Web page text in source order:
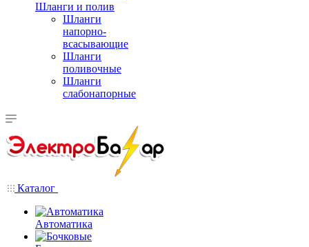
Шланги и полив
Шланги
напорно-
всасывающие
Шланги
поливочные
Шланги
слабонапорные
Каталог
Автоматика